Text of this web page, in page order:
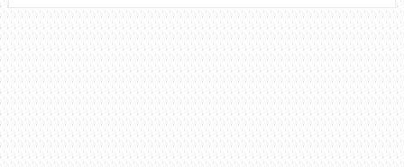
MELHOR
OPÇÃO?
PALHETA
OU
DEDOS?